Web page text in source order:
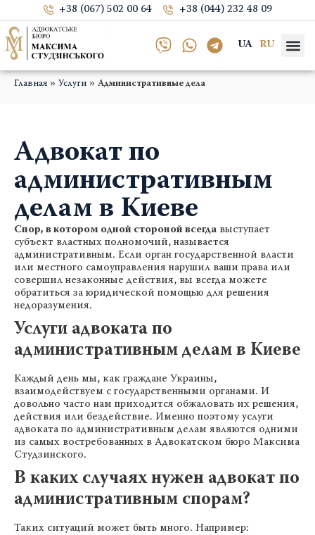
+38 (067) 502 00 64 +38 (044) 232 48 09
UA RU
Главная » Услуги » Административные дела
Адвокат по
административным
делам в Киеве
Спор, в котором одной стороной всегда выступает
субъект властных полномочий, называется
административным. Если орган государственной власти
или местного самоуправления нарушил ваши права или
совершил незаконные действия, вы всегда можете
обратиться за юридической помощью для решения
недоразумения.
Услуги адвоката по
административным делам в Киеве
Каждый день мы, как граждане Украины,
взаимодействуем с государственными органами. И
довольно часто нам приходится обжаловать их решения,
действия или бездействие. Именно поэтому услуги
адвоката по административным делам являются одними
из самых востребованных в Адвокатском бюро Максима
Студзинского.
В каких случаях нужен адвокат по
административным спорам?
Таких ситуаций может быть много. Например: